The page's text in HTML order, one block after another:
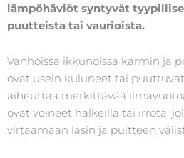
lämpöhäviöt syntyvät
puutteista tai vaurioista.
Vanhoissa ikkunoissa karmin ja
ovat usein kuluneet tai
aiheuttaa merkittävää
ovat voineet halkeilla tai irrota,
virtaamaan lasin ja puitteen